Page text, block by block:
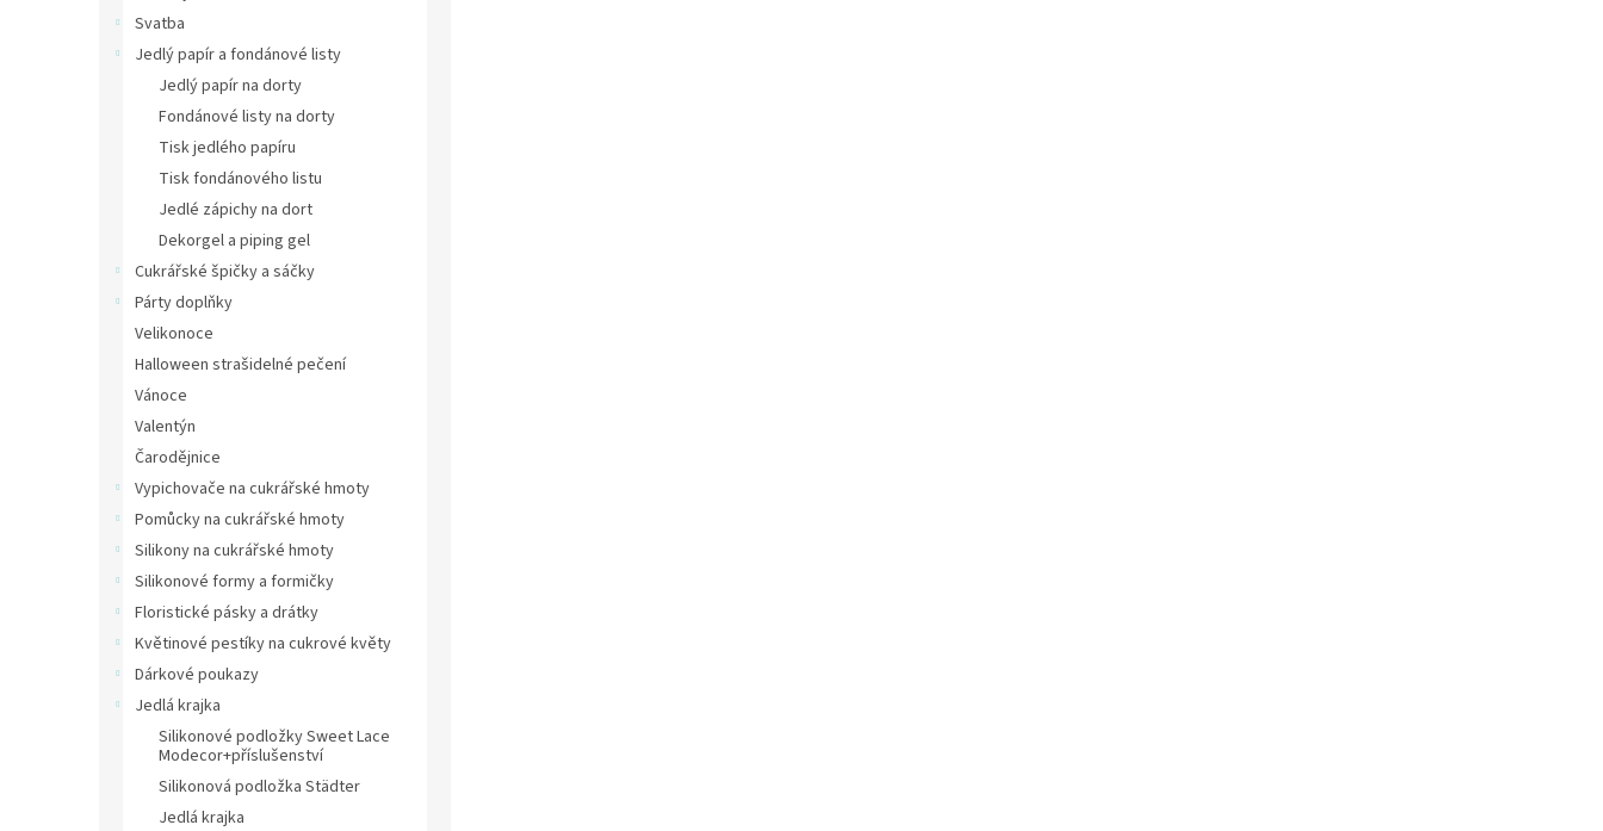
Svatba
Jedlý papír a fondánové listy
Jedlý papír na dorty
Fondánové listy na dorty
Tisk jedlého papíru
Tisk fondánového listu
Jedlé zápichy na dort
Dekorgel a piping gel
Cukrářské špičky a sáčky
Párty doplňky
Velikonoce
Halloween strašidelné pečení
Vánoce
Valentýn
Čarodějnice
Vypichovače na cukrářské hmoty
Pomůcky na cukrářské hmoty
Silikony na cukrářské hmoty
Silikonové formy a formičky
Floristické pásky a drátky
Květinové pestíky na cukrové květy
Dárkové poukazy
Jedlá krajka
Silikonové podložky Sweet Lace
Modecor+příslušenství
Silikonová podložka Städter
Jedlá krajka